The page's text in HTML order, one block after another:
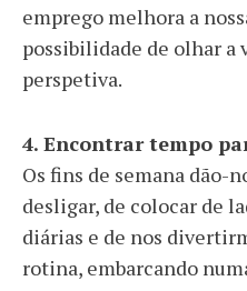
emprego melhora a
possibilidade de olhar a
perspetiva.
4. Encontrar tempo
Os fins de semana dão-
desligar, de colocar de
diárias e de nos
rotina, embarcando